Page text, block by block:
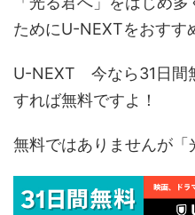
ためにU-NEXTをおすす
U-NEXT 今なら31日
すれば無料ですよ！
無料ではありませんが「